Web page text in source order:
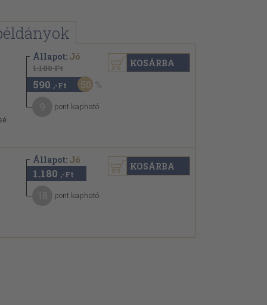
Állapot: Jó
1.180 Ft
590 ,-Ft 50
pont kapható
KOSÁRBA
Állapot: Jó
1.180 ,-Ft
pont kapható
KOSÁRBA